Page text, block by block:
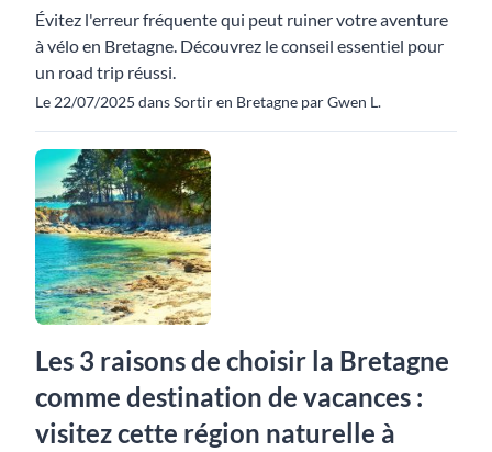
Évitez l'erreur fréquente qui peut ruiner votre aventure
à vélo en Bretagne. Découvrez le conseil essentiel pour
un road trip réussi.
Le 22/07/2025 dans Sortir en Bretagne par Gwen L.
Les 3 raisons de choisir la Bretagne
comme destination de vacances :
visitez cette région naturelle à